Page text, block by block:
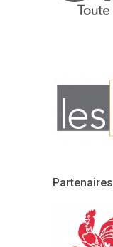
Partenaires